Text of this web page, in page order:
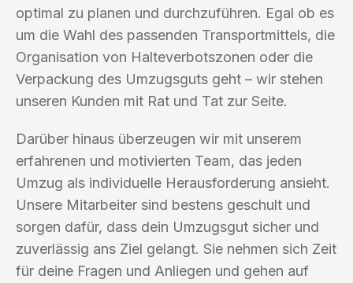
optimal zu planen und durchzuführen. Egal ob es
um die Wahl des passenden Transportmittels, die
Organisation von Halteverbotszonen oder die
Verpackung des Umzugsguts geht – wir stehen
unseren Kunden mit Rat und Tat zur Seite.
Darüber hinaus überzeugen wir mit unserem
erfahrenen und motivierten Team, das jeden
Umzug als individuelle Herausforderung ansieht.
Unsere Mitarbeiter sind bestens geschult und
sorgen dafür, dass dein Umzugsgut sicher und
zuverlässig ans Ziel gelangt. Sie nehmen sich Zeit
für deine Fragen und Anliegen und gehen auf